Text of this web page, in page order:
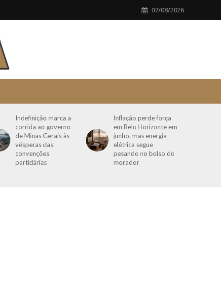
07/08/2026
Indefinição marca a
corrida ao governo
de Minas Gerais às
vésperas das
convenções
partidárias
Inflação perde força
em Belo Horizonte em
junho, mas energia
elétrica segue
pesando no bolso do
morador